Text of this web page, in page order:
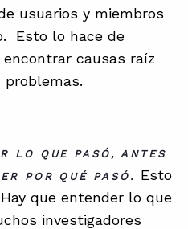
usuarios y miembros
Esto lo hace de
causas raíz
LO QUE PASÓ, ANTES
POR QUÉ PASÓ. Esto
que entender lo que
investigadores